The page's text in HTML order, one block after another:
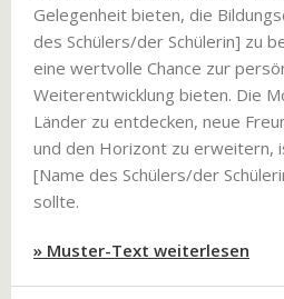
Gelegenheit bieten, die
des Schülers/der Schülerin] zu
eine wertvolle Chance zur
Weiterentwicklung bieten. Die
Länder zu entdecken, neue
und den Horizont zu erweitern,
[Name des Schülers/der
sollte.
» Muster-Text weiterlesen